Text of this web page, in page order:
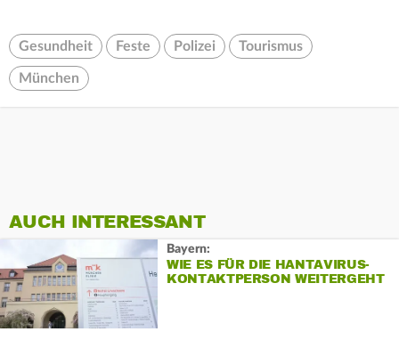
Gesundheit Feste Polizei Tourismus
München
AUCH INTERESSANT
Bayern:
WIE ES FÜR DIE HANTAVIRUS-
KONTAKTPERSON WEITERGEHT